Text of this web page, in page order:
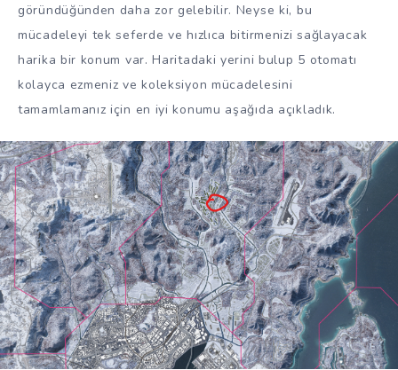
göründüğünden daha zor gelebilir. Neyse ki, bu
mücadeleyi tek seferde ve hızlıca bitirmenizi sağlayacak
harika bir konum var. Haritadaki yerini bulup 5 otomatı
kolayca ezmeniz ve koleksiyon mücadelesini
tamamlamanız için en iyi konumu aşağıda açıkladık.